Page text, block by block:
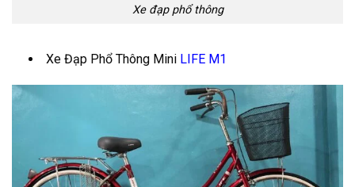
Xe đạp phổ thông
Xe Đạp Phổ Thông Mini LIFE M1